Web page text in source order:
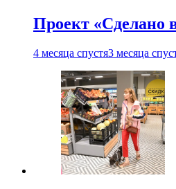
Проект «Сделано
4 месяца спустя3 месяца